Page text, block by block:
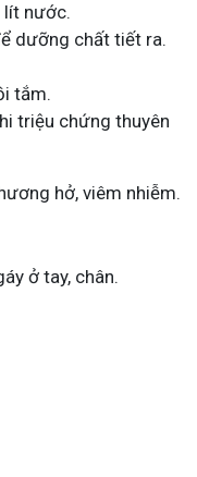
lít nước.
dưỡng chất tiết ra.
tắm.
triệu chứng thuyên
hở, viêm nhiễm.
ở tay, chân.